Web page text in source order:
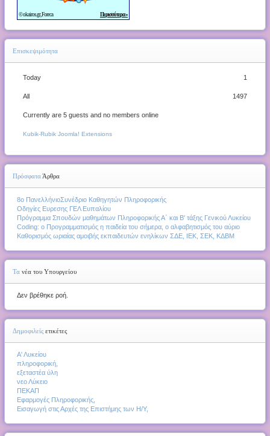
Επισκεψιμότητα
Today 1
All 1497
Currently are 5 guests and no members online
Kubik-Rubik Joomla! Extensions
ΠρόσφαταΆρθρα
8ο ΠανελλήνιοΣυνέδριο Καθηγητών Πληροφορικής
Οδηγίες Ευρεσης ΓΕΛ Ευπαλίου
Πρόγραμμα Σπουδών μαθημάτων Πληροφορικής Α΄ και Β' τάξης Γενικού Λυκείου
Coding: ο Προγραμματισμός η παιδεία του σήμερα, ο αλφαβητισμός του αύριο
Καθορισμός ωριαίας αμοιβής εκπαιδευτών ενηλίκων ΣΔΕ, ΙΕΚ, ΣΕΚ, ΚΔΒΜ
Τα νέα του Υπουργείου
Δεν βρέθηκε ροή.
Δημοφιλείς ετικέτες
Α' Λυκείου
πληροφορική,
εξεταστέα ύλη
νεο Λύκειο
ΠΕΚΑΠ
Εφαρμογές Πληροφορικής,
Εισαγωγή στις Αρχές της Επιστήμης των Η/Υ,